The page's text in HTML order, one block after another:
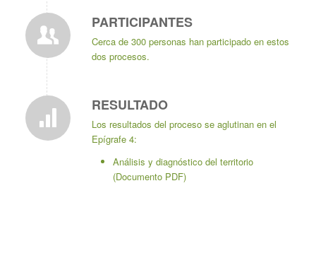
PARTICIPANTES
Cerca de 300 personas han participado en estos
dos procesos.
RESULTADO
Los resultados del proceso se aglutinan en el
Epígrafe 4:
Análisis y diagnóstico del territorio
(Documento PDF)